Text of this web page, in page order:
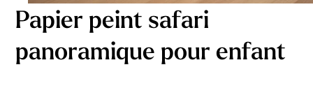
Papier peint safari
panoramique pour enfant